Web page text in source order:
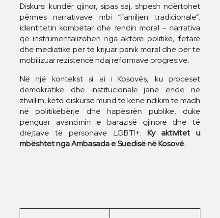
Diskursi kundër gjinor, sipas saj, shpesh ndërtohet
përmes narrativave mbi “familjen tradicionale”,
identitetin kombëtar dhe rendin moral – narrativa
që instrumentalizohen nga aktorë politikë, fetarë
dhe mediatikë për të krijuar panik moral dhe për të
mobilizuar rezistencë ndaj reformave progresive.
Në një kontekst si ai i Kosovës, ku proceset
demokratike dhe institucionale janë ende në
zhvillim, këto diskurse mund të kenë ndikim të madh
në politikëbërje dhe hapësirën publike, duke
penguar avancimin e barazisë gjinore dhe të
drejtave të personave LGBTI+. Ky aktivitet u
mbështet nga Ambasada e Suedisë në Kosovë.